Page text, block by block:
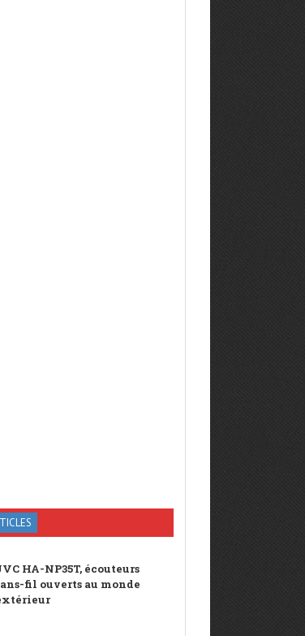
HA-NP35T, écouteurs
fil ouverts au monde